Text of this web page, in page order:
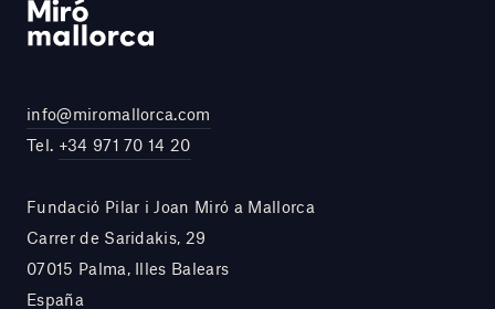
info@miromallorca.com
Tel. +34 971 70 14 20
Fundació Pilar i Joan Miró a Mallorca
Carrer de Saridakis, 29
07015 Palma, Illes Balears
España